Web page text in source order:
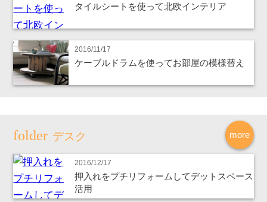
タイルシートを使って北欧インテリア
2016/11/17
ケーブルドラムを使ってお部屋の模様替え
more
デスク
2016/12/17
押入れをプチリフォームしてデットスペース
活用